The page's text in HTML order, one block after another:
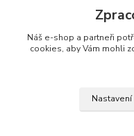
+420 412384749
objednavky@duchodky.cz
Náš e-shop a partneři
cookies, aby Vám mohli
Nastavení